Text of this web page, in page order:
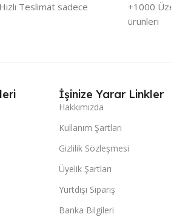
Teslimat sadece
+1000
ürünleri
İşinize Yarar Linkler
Hakkımızda
Kullanım Şartları
Gizlilik Sözleşmesi
Üyelik Şartları
Yurtdışı Sipariş
Banka Bilgileri